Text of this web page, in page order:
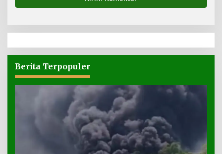
Berita Terpopuler